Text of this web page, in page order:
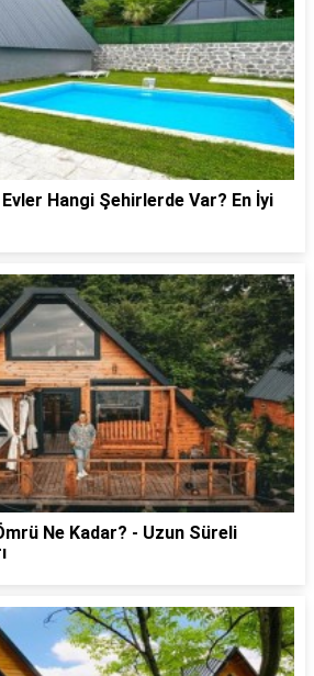
Hangi Şehirlerde Var? En İyi
Ne Kadar? - Uzun Süreli